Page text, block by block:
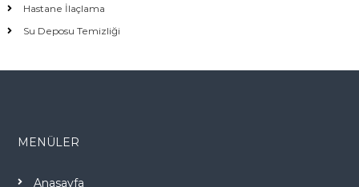
Hastane İlaçlama
Su Deposu Temizliği
MENÜLER
Anasayfa